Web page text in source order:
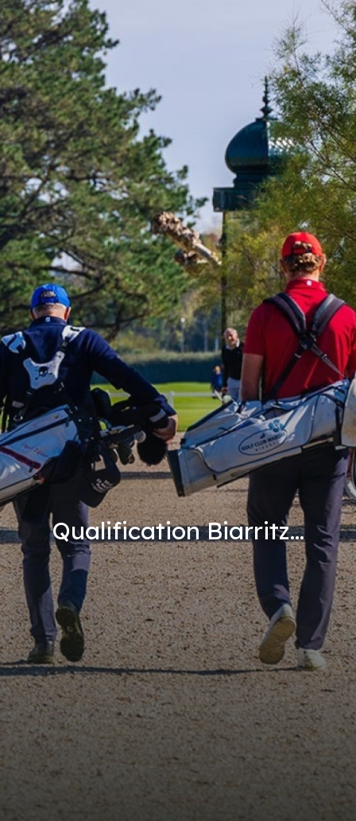
Qualification Biarritz...